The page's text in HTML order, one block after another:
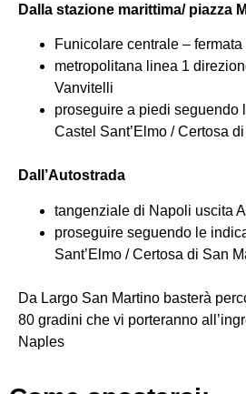
Dalla stazione marittima/ piazza
Funicolare centrale –
metropolitana linea 1
Vanvitelli
proseguire a piedi seguendo
Castel Sant’Elmo / Certosa
Dall’Autostrada
tangenziale di Napoli uscita
proseguire seguendo le
Sant’Elmo / Certosa di San
Da Largo San Martino basterà
80 gradini che vi porteranno
Naples